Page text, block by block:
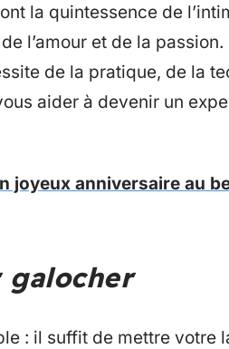
la quintessence de
l’amour et de la
de la pratique, de la
aider à devenir un
joyeux anniversaire au
: il suffit de mettre votre